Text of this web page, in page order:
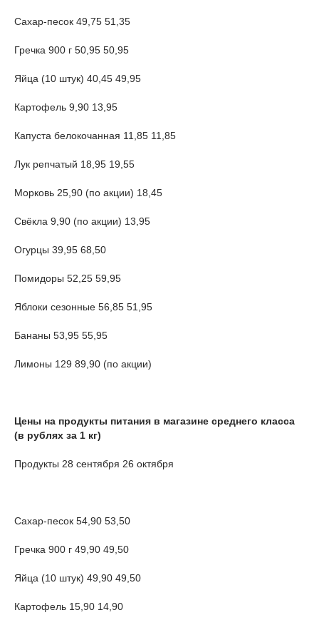
Сахар-песок 49,75 51,35
Гречка 900 г 50,95 50,95
Яйца (10 штук) 40,45 49,95
Картофель 9,90 13,95
Капуста белокочанная 11,85 11,85
Лук репчатый 18,95 19,55
Морковь 25,90 (по акции) 18,45
Свёкла 9,90 (по акции) 13,95
Огурцы 39,95 68,50
Помидоры 52,25 59,95
Яблоки сезонные 56,85 51,95
Бананы 53,95 55,95
Лимоны 129 89,90 (по акции)
Цены на продукты питания в магазине среднего класса
(в рублях за 1 кг)
Продукты 28 сентября 26 октября
Сахар-песок 54,90 53,50
Гречка 900 г 49,90 49,50
Яйца (10 штук) 49,90 49,50
Картофель 15,90 14,90